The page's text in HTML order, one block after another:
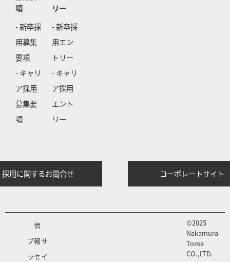
項
- 新卒採
用募集
要項
- キャリ
ア採用
募集要
項
リー
- 新卒採
用エン
トリー
- キャリ
ア採用
エント
リー
採用に関するお問合せ コーポレートサイト
プ
ラ
情
報
セ
サ
イ
©2025
Nakamura-
Tome
CO.,LTD.